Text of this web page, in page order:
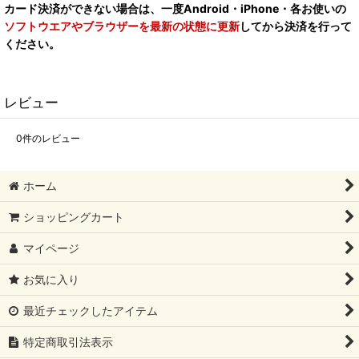
カード決済ができない場合は、一度Android・iPhone・各お使いの
ソフトウエアやブラウザーを最新の状態に更新してから決済を行って
ください。
レビュー
0件のレビュー
ホーム
ショッピングカート
マイページ
お気に入り
最近チェックしたアイテム
特定商取引法表示